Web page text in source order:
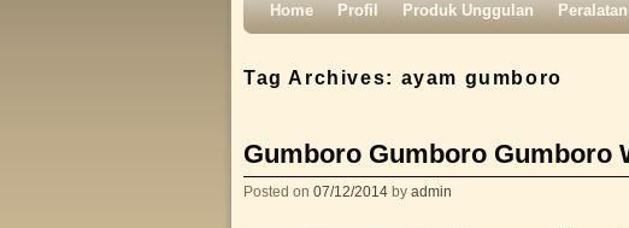
Home Profil Produk Unggulan
Tag Archives: ayam gumboro
Gumboro Gumboro Gumboro
Posted on 07/12/2014 by admin